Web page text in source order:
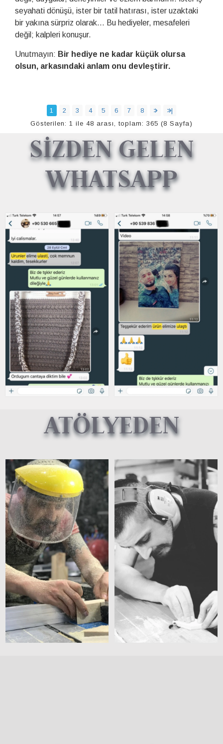
seyahati dönüşü, ister bir tatil hatırası, ister uzaktaki
bir yakına sürpriz olarak... Bu hediyeler, mesafeleri
değil; kalpleri konuşur.
Unutmayın: Bir hediye ne kadar küçük olursa
olsun, arkasındaki anlam onu devleştirir.
1 2 3 4 5 6 7 8 >
>|
Gösterilen: 1 ile 48 arası, toplam: 365 (8 Sayfa)
SİZDEN GELEN
WHATSAPP
ATÖLYEDEN